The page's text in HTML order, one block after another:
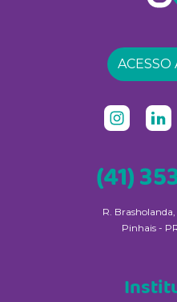
ACESSO
(41)
R.
Pinhais -